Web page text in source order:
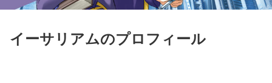
イーサリアムのプロフィール